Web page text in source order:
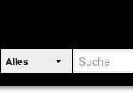
Alles Suche